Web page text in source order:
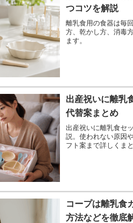
つコツを解説
離乳食用の食器は毎
方、乾かし方、消毒
ます。
出産祝いに離乳
代替案まとめ
出産祝いに離乳食セ
説。使われない原因
フト案まで詳しくま
コープは離乳食
方法などを徹底